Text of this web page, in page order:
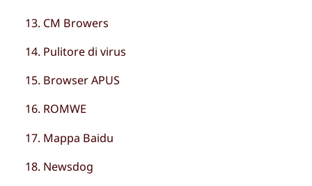
CM Browers
Pulitore di virus
Browser APUS
ROMWE
Mappa Baidu
Newsdog